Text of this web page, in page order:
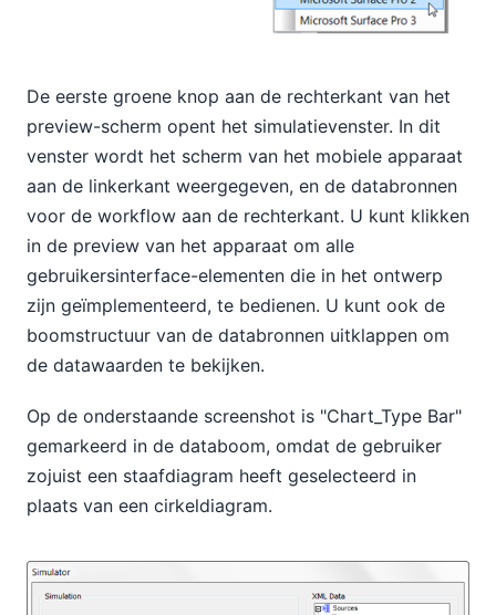
De eerste groene knop aan de rechterkant van het
preview-scherm opent het simulatievenster. In dit
venster wordt het scherm van het mobiele apparaat
aan de linkerkant weergegeven, en de databronnen
voor de workflow aan de rechterkant. U kunt klikken
in de preview van het apparaat om alle
gebruikersinterface-elementen die in het ontwerp
zijn geïmplementeerd, te bedienen. U kunt ook de
boomstructuur van de databronnen uitklappen om
de datawaarden te bekijken.
Op de onderstaande screenshot is "Chart_Type Bar"
gemarkeerd in de databoom, omdat de gebruiker
zojuist een staafdiagram heeft geselecteerd in
plaats van een cirkeldiagram.